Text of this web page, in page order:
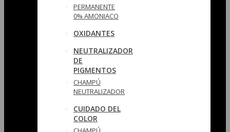
PERMANENTE
0% AMONIACO
OXIDANTES
NEUTRALIZADOR
DE
PIGMENTOS
CHAMPÚ
NEUTRALIZADOR
CUIDADO DEL
COLOR